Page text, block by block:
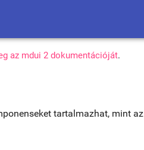
az mdui 2 dokumentációját.
tartalmazhat, mint